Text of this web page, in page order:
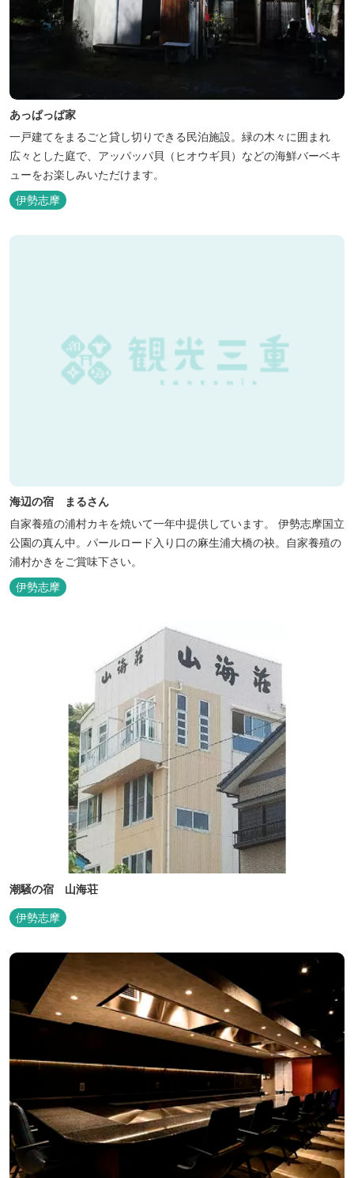
あっぱっぱ家
一戸建てをまるごと貸し切りできる民泊施設。緑の木々に囲まれ
広々とした庭で、アッパッパ貝（ヒオウギ貝）などの海鮮バーベキ
ューをお楽しみいただけます。
伊勢志摩
海辺の宿 まるさん
自家養殖の浦村カキを焼いて一年中提供しています。 伊勢志摩国立
公園の真ん中。パールロード入り口の麻生浦大橋の袂。自家養殖の
浦村かきをご賞味下さい。
伊勢志摩
潮騒の宿 山海荘
伊勢志摩